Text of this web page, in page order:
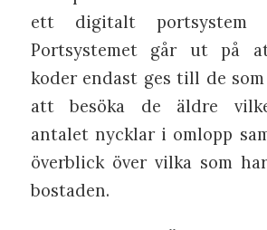
ett digitalt portsystem
Portsystemet går ut på
koder endast ges till de
att besöka de äldre
antalet nycklar i omlopp
överblick över vilka som
bostaden.